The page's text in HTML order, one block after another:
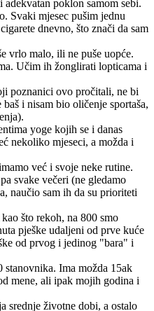
poklon samom sebi.
Svaki mjesec pušim jednu
dnevno, što znači da sam
vrlo malo, ili ne puše uopće.
Učim ih žonglirati lopticama i
poznanici ovo pročitali, ne bi
i nisam bio oličenje sportaša,
yoge kojih se i danas
nekoliko mjeseci, a možda i
već i svoje neke rutine.
svake večeri (ne gledamo
naučio sam ih da su prioriteti
što rekoh, na 800 smo
pješke udaljeni od prve kuće
od prvog i jedinog "bara" i
Ima možda 15ak
mene, ali ipak mojih godina i
srednje životne dobi, a ostalo